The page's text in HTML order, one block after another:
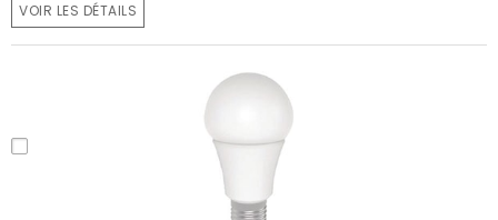
VOIR LES DÉTAILS